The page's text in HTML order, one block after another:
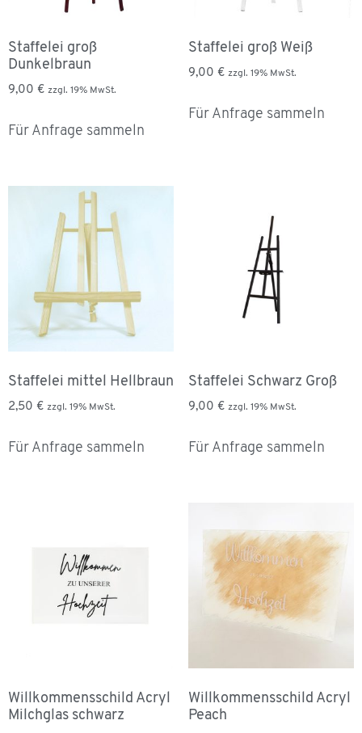
Staffelei groß
Dunkelbraun
9,00 € zzgl. 19% MwSt.
Für Anfrage sammeln
Staffelei groß Weiß
9,00 € zzgl. 19% MwSt.
Für Anfrage sammeln
Staffelei mittel Hellbraun
2,50 € zzgl. 19% MwSt.
Für Anfrage sammeln
Staffelei Schwarz Groß
9,00 € zzgl. 19% MwSt.
Für Anfrage sammeln
Willkommensschild Acryl
Milchglas schwarz
Willkommensschild Acryl
Peach